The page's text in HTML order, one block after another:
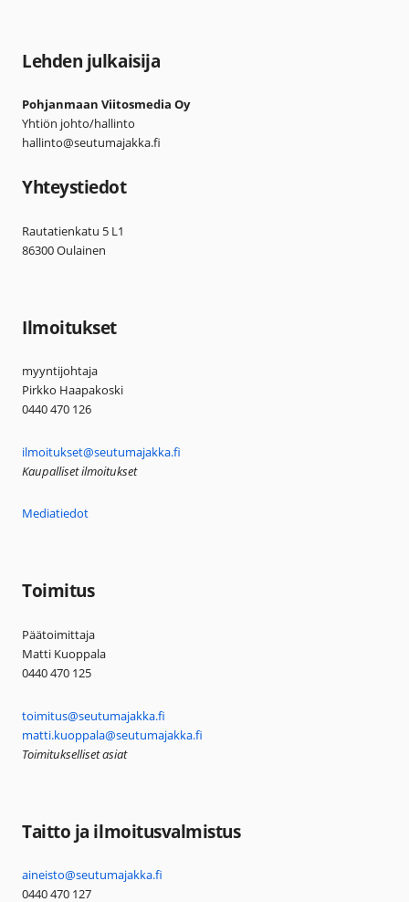
Lehden julkaisija
Pohjanmaan Viitosmedia Oy
Yhtiön johto/hallinto
hallinto@seutumajakka.fi
Yhteystiedot
Rautatienkatu 5 L1
86300 Oulainen
Ilmoitukset
myyntijohtaja
Pirkko Haapakoski
0440 470 126
ilmoitukset@seutumajakka.fi
Kaupalliset ilmoitukset
Mediatiedot
Toimitus
Päätoimittaja
Matti Kuoppala
0440 470 125
toimitus@seutumajakka.fi
matti.kuoppala@seutumajakka.fi
Toimitukselliset asiat
Taitto ja ilmoitusvalmistus
aineisto@seutumajakka.fi
0440 470 127